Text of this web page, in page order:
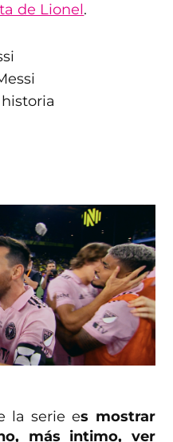
de Lionel.
la serie es mostrar
más intimo, ver